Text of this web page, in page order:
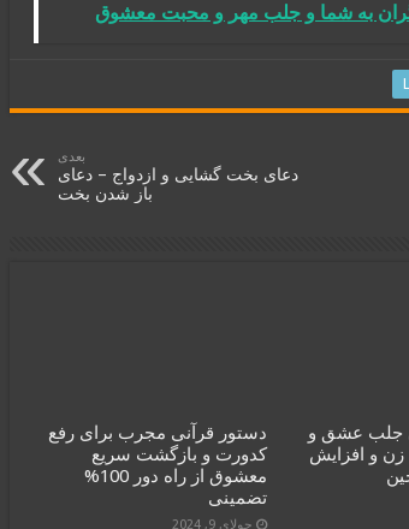
به شما و جلب مهر و محبت معشوق
بعدی
دعای بخت گشایی و ازدواج – دعای
باز شدن بخت
جلب عشق و
و افزایش
دستور قرآنی مجرب برای رفع
کدورت و بازگشت سریع
معشوق از راه دور 100%
تضمینی
جولای 9, 2024